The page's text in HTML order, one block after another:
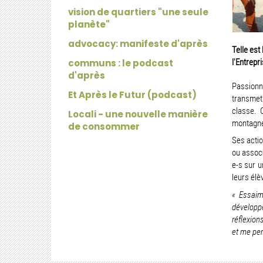
vision de quartiers "une seule
planète"
advocacy: manifeste d'après
communs : le podcast
d'après
Et Après le Futur (podcast)
Locali - une nouvelle manière
de consommer
Telle est
classe.
Ses
ou
e-s sur
leurs
«
et me